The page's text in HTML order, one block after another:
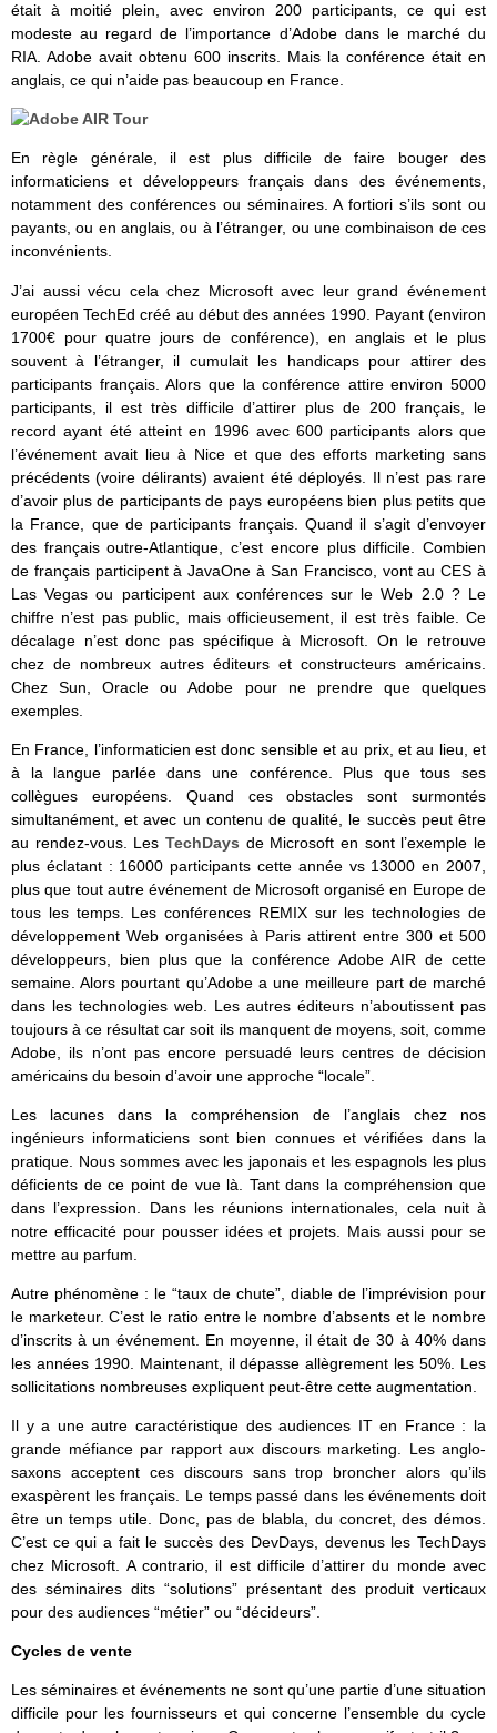
était à moitié plein, avec environ 200 participants, ce qui est
modeste au regard de l’importance d’Adobe dans le marché du
RIA. Adobe avait obtenu 600 inscrits. Mais la conférence était en
anglais, ce qui n’aide pas beaucoup en France.
En règle générale, il est plus difficile de faire bouger des
informaticiens et développeurs français dans des événements,
notamment des conférences ou séminaires. A fortiori s’ils sont ou
payants, ou en anglais, ou à l’étranger, ou une combinaison de ces
inconvénients.
J’ai aussi vécu cela chez Microsoft avec leur grand événement
européen TechEd créé au début des années 1990. Payant (environ
1700€ pour quatre jours de conférence), en anglais et le plus
souvent à l’étranger, il cumulait les handicaps pour attirer des
participants français. Alors que la conférence attire environ 5000
participants, il est très difficile d’attirer plus de 200 français, le
record ayant été atteint en 1996 avec 600 participants alors que
l’événement avait lieu à Nice et que des efforts marketing sans
précédents (voire délirants) avaient été déployés. Il n’est pas rare
d’avoir plus de participants de pays européens bien plus petits que
la France, que de participants français. Quand il s’agit d’envoyer
des français outre-Atlantique, c’est encore plus difficile. Combien
de français participent à JavaOne à San Francisco, vont au CES à
Las Vegas ou participent aux conférences sur le Web 2.0 ? Le
chiffre n’est pas public, mais officieusement, il est très faible. Ce
décalage n’est donc pas spécifique à Microsoft. On le retrouve
chez de nombreux autres éditeurs et constructeurs américains.
Chez Sun, Oracle ou Adobe pour ne prendre que quelques
exemples.
En France, l’informaticien est donc sensible et au prix, et au lieu, et
à la langue parlée dans une conférence. Plus que tous ses
collègues européens. Quand ces obstacles sont surmontés
simultanément, et avec un contenu de qualité, le succès peut être
au rendez-vous. Les TechDays de Microsoft en sont l’exemple le
plus éclatant : 16000 participants cette année vs 13000 en 2007,
plus que tout autre événement de Microsoft organisé en Europe de
tous les temps. Les conférences REMIX sur les technologies de
développement Web organisées à Paris attirent entre 300 et 500
développeurs, bien plus que la conférence Adobe AIR de cette
semaine. Alors pourtant qu’Adobe a une meilleure part de marché
dans les technologies web. Les autres éditeurs n’aboutissent pas
toujours à ce résultat car soit ils manquent de moyens, soit, comme
Adobe, ils n’ont pas encore persuadé leurs centres de décision
américains du besoin d’avoir une approche “locale”.
Les lacunes dans la compréhension de l’anglais chez nos
ingénieurs informaticiens sont bien connues et vérifiées dans la
pratique. Nous sommes avec les japonais et les espagnols les plus
déficients de ce point de vue là. Tant dans la compréhension que
dans l’expression. Dans les réunions internationales, cela nuit à
notre efficacité pour pousser idées et projets. Mais aussi pour se
mettre au parfum.
Autre phénomène : le “taux de chute”, diable de l’imprévision pour
le marketeur. C’est le ratio entre le nombre d’absents et le nombre
d’inscrits à un événement. En moyenne, il était de 30 à 40% dans
les années 1990. Maintenant, il dépasse allègrement les 50%. Les
sollicitations nombreuses expliquent peut-être cette augmentation.
Il y a une autre caractéristique des audiences IT en France : la
grande méfiance par rapport aux discours marketing. Les anglo-
saxons acceptent ces discours sans trop broncher alors qu’ils
exaspèrent les français. Le temps passé dans les événements doit
être un temps utile. Donc, pas de blabla, du concret, des démos.
C’est ce qui a fait le succès des DevDays, devenus les TechDays
chez Microsoft. A contrario, il est difficile d’attirer du monde avec
des séminaires dits “solutions” présentant des produit verticaux
pour des audiences “métier” ou “décideurs”.
Cycles de vente
Les séminaires et événements ne sont qu’une partie d’une situation
difficile pour les fournisseurs et qui concerne l’ensemble du cycle